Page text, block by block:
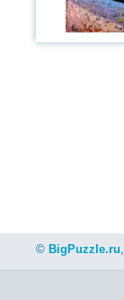
© BigPuzzle.ru,